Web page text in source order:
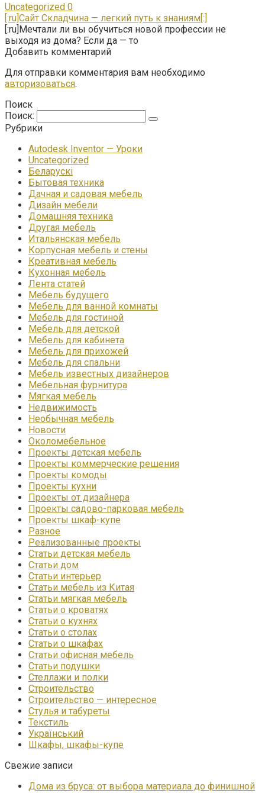
Uncategorized 0
[:ru]Сайт Складчина — легкий путь к знаниям[:]
[:ru]Мечтали ли вы обучиться новой профессии не
выходя из дома? Если да — то
Добавить комментарий
Для отправки комментария вам необходимо
авторизоваться.
Поиск
Поиск:
Рубрики
Autodesk Inventor — Уроки
Uncategorized
Беларускі
Бытовая техника
Дачная и садовая мебель
Дизайн мебели
Домашняя техника
Другая мебель
Итальянская мебель
Корпусная мебель и стены
Креативная мебель
Кухонная мебель
Лента статей
Мебель будущего
Мебель для ванной комнаты
Мебель для гостиной
Мебель для детской
Мебель для кабинета
Мебель для прихожей
Мебель для спальни
Мебель известных дизайнеров
Мебельная фурнитура
Мягкая мебель
Недвижимость
Необычная мебель
Новости
Околомебельное
Проекты детская мебель
Проекты коммерческие решения
Проекты комоды
Проекты кухни
Проекты от дизайнера
Проекты садово-парковая мебель
Проекты шкаф-купе
Разное
Реализованные проекты
Статьи детская мебель
Статьи дом
Статьи интерьер
Статьи мебель из Китая
Статьи мягкая мебель
Статьи о кроватях
Статьи о кухнях
Статьи о столах
Статьи о шкафах
Статьи офисная мебель
Статьи подушки
Стеллажи и полки
Строительство
Строительство — интересное
Стулья и табуреты
Текстиль
Український
Шкафы, шкафы-купе
Свежие записи
Дома из бруса: от выбора материала до финишной